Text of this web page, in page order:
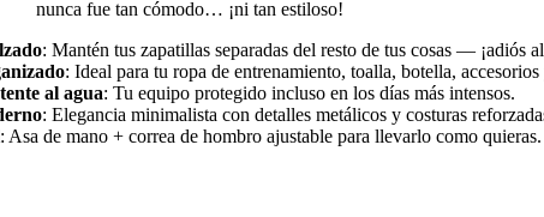
nunca fue tan cómodo… ¡ni tan estiloso!
: Mantén tus zapatillas separadas del resto de tus cosas — ¡adiós
: Ideal para tu ropa de entrenamiento, toalla, botella, accesorios
al agua: Tu equipo protegido incluso en los días más intensos.
: Elegancia minimalista con detalles metálicos y costuras
: Asa de mano + correa de hombro ajustable para llevarlo como quieras.